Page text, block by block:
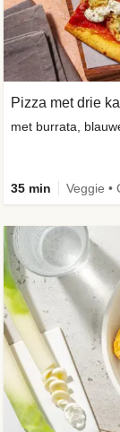
Pizza met drie
met burrata,
35 min Veggie •